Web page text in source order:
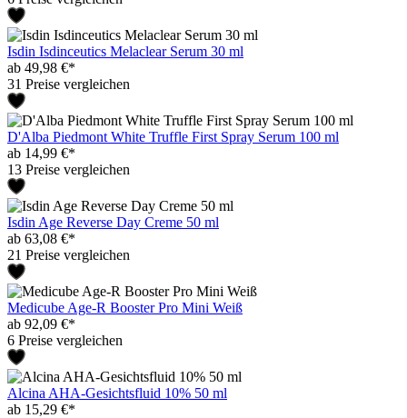
Isdin Isdinceutics Melaclear Serum 30 ml
ab 49,98 €*
31 Preise vergleichen
D'Alba Piedmont White Truffle First Spray Serum 100 ml
ab 14,99 €*
13 Preise vergleichen
Isdin Age Reverse Day Creme 50 ml
ab 63,08 €*
21 Preise vergleichen
Medicube Age-R Booster Pro Mini Weiß
ab 92,09 €*
6 Preise vergleichen
Alcina AHA-Gesichtsfluid 10% 50 ml
ab 15,29 €*